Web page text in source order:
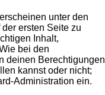
unter den
ersten Seite zu
Inhalt,
bei den
deinen Berechtigungen
kannst oder nicht;
Administration ein.